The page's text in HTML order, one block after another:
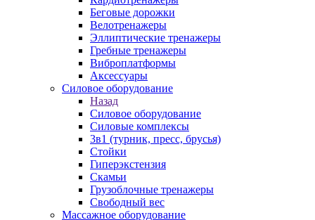
Беговые дорожки
Велотренажеры
Эллиптические тренажеры
Гребные тренажеры
Виброплатформы
Аксессуары
Силовое оборудование
Назад
Силовое оборудование
Силовые комплексы
3в1 (турник, пресс, брусья)
Стойки
Гиперэкстензия
Скамьи
Грузоблочные тренажеры
Свободный вес
Массажное оборудование